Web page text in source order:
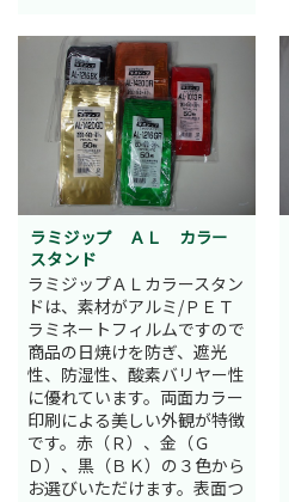
ラミジップ ＡＬ カラー
スタンド
ラミジップＡＬカラースタン
ドは、素材がアルミ/ＰＥＴ
ラミネートフィルムですので
商品の日焼けを防ぎ、遮光
性、防湿性、酸素バリヤー性
に優れています。両面カラー
印刷による美しい外観が特徴
です。赤（Ｒ）、金（Ｇ
Ｄ）、黒（ＢＫ）の３色から
お選びいただけます。表面つ